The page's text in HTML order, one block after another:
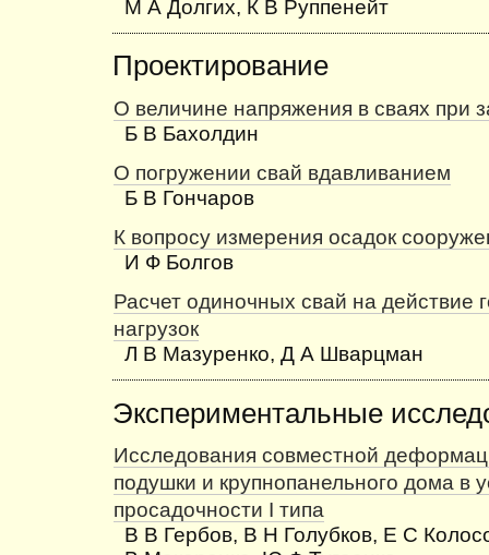
М А Долгих, К В Руппенейт
Проектирование
О величине напряжения в сваях при
Б В Бахолдин
О погружении свай вдавливанием
Б В Гончаров
К вопросу измерения осадок
И Ф Болгов
Расчет одиночных свай на действие
нагрузок
Л В Мазуренко, Д А Шварцман
Экспериментальные
Исследования совместной
подушки и крупнопанельного дома в
просадочности I типа
В В Гербов, В Н Голубков, Е С